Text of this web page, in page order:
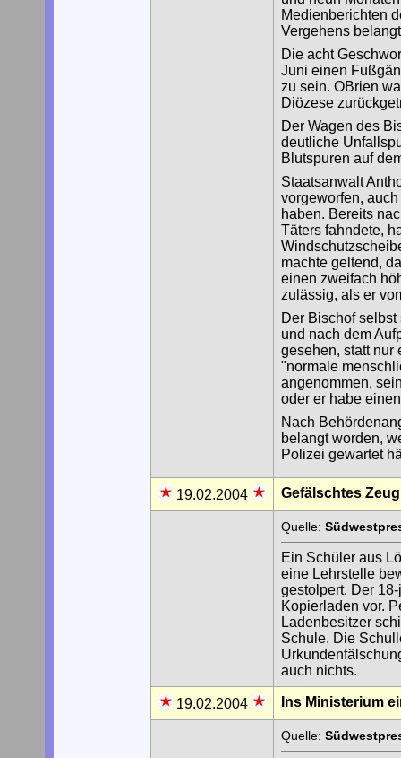
Medienberichten
Vergehens
Die acht
Juni einen
zu sein. OBrien
Diözese
Der Wagen des
deutliche
Blutspuren auf
Staatsanwalt
vorgeworfen,
haben. Bereits
Täters fahndete,
machte geltend,
einen zweifach
zulässig, als er
Der Bischof
und nach dem
gesehen, statt nur
"normale
angenommen,
oder er habe
Nach
belangt worden,
Polizei gewartet
19.02.2004 Gefälschtes
Quelle:
Ein Schüler aus
eine Lehrstelle
gestolpert. Der
Kopierladen vor.
Ladenbesitzer
Schule. Die
auch nichts.
19.02.2004 Ins Ministerium
Quelle: